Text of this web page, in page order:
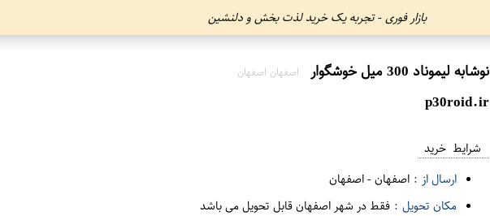
بازار فوری - تجربه یک خرید لذت بخش و دلنشین
نوشابه لیموناد 300 میل خوشگوار اصفهان اصفهان
p30roid.ir
شرایط خرید
ارسال از : اصفهان-اصفهان
مکان تحویل : فقط در شهر اصفهان قابل تحویل می باشد